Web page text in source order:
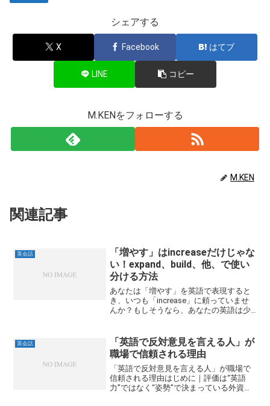
シェアする
X Facebook はてブ
LINE コピー
M.KENをフォローする
M.KEN
関連記事
英会話
「増やす」はincreaseだけじゃな
い！expand、build、他、で使い
分ける方法
あなたは「増やす」を英語で表現すると
き、いつも「increase」に頼っていませ
んか？もしそうなら、あなたの英語は少
は伝えきれない「増やす」のニュアンス
が英語...
英会話
「英語で反対意見を言える人」が
職場で信頼される理由
「英語で反対意見を言える人」が職場で
信頼される理由はじめに｜評価は“英語
力”ではなく“姿勢”で決まっている外資